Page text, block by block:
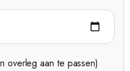
overleg aan te passen)